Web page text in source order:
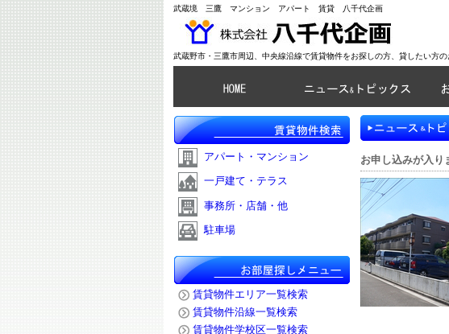
武蔵境 三鷹 マンション アパート 賃貸 八千代企画
武蔵野市・三鷹市周辺、中央線沿線で賃貸物件をお探しの方、貸したい方
アパート・マンション
一戸建て・テラス
事務所・店舗・他
駐車場
賃貸物件エリア一覧検索
賃貸物件沿線一覧検索
賃貸物件学校区一覧検索
お申し込みが入り